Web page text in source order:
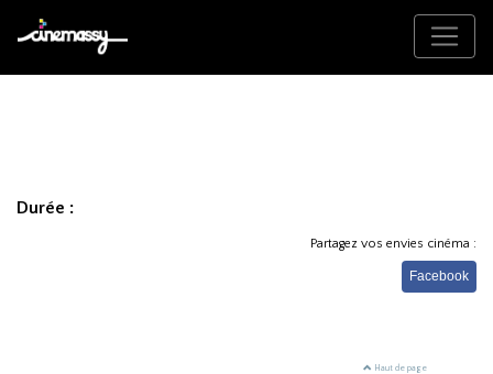
Durée :
Partagez vos envies cinéma :
Facebook
Haut de page